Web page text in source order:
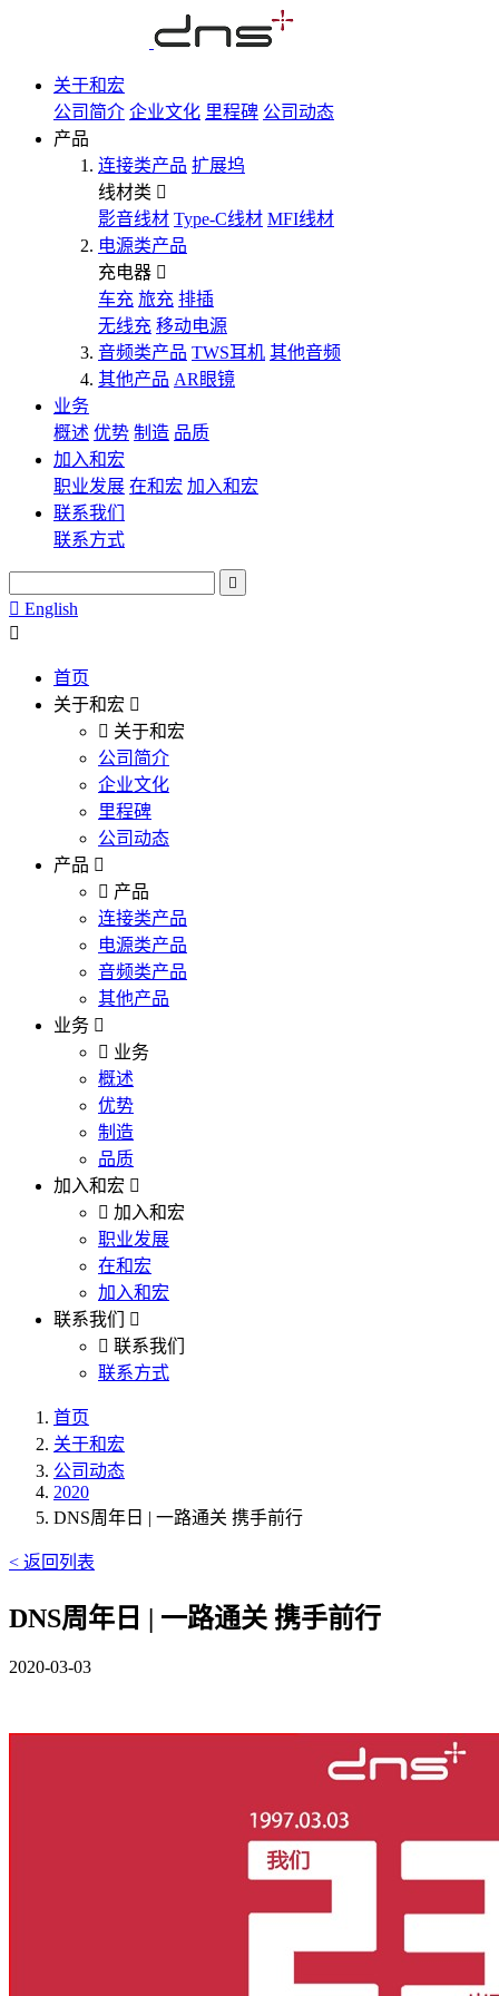
关于和宏
公司简介 企业文化 里程碑 公司动态
产品
连接类产品 扩展坞
线材类
影音线材 Type-C线材 MFI线材
电源类产品
充电器
车充 旅充 排插
无线充 移动电源
音频类产品 TWS耳机 其他音频
其他产品 AR眼镜
业务
概述 优势 制造 品质
加入和宏
职业发展 在和宏 加入和宏
联系我们
联系方式
English
首页
关于和宏
关于和宏
公司简介
企业文化
里程碑
公司动态
产品
产品
连接类产品
电源类产品
音频类产品
其他产品
业务
业务
概述
优势
制造
品质
加入和宏
加入和宏
职业发展
在和宏
加入和宏
联系我们
联系我们
联系方式
首页
关于和宏
公司动态
2020
DNS周年日 | 一路通关 携手前行
< 返回列表
DNS周年日 | 一路通关 携手前行
2020-03-03